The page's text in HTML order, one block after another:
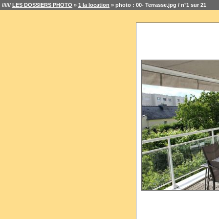
////// LES DOSSIERS PHOTO » 1 la location » photo : 00- Terrasse.jpg / n°1 sur 21